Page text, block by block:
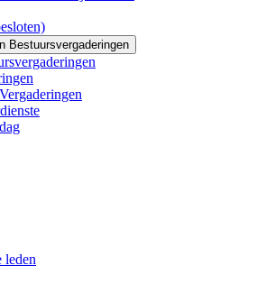
Bestuursvergaderingen
leden